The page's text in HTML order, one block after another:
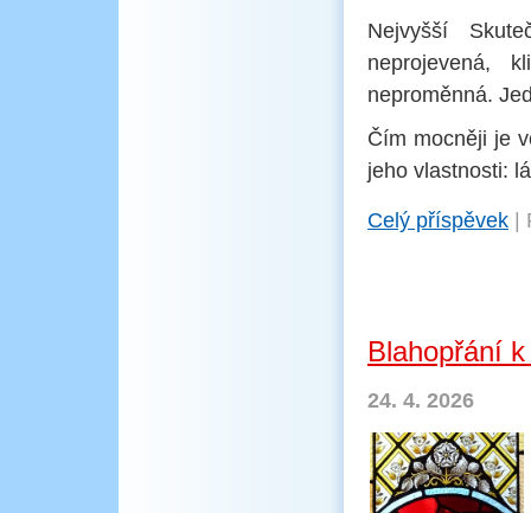
Nejvyšší
neprojevená,
neproměnná.
Čím mocněji je
jeho vlastnosti:
Celý příspěvek
Blahopřání
24. 4. 2026